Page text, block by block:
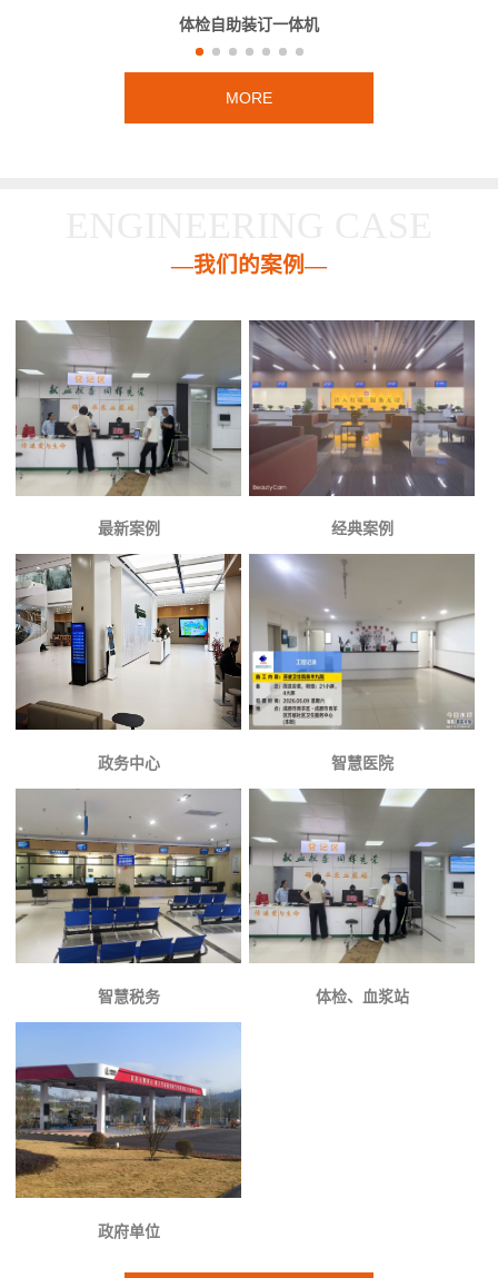
体检自助装订一体机
MORE
—我们的案例—
最新案例 经典案例
政务中心 智慧医院
智慧税务 体检、血浆站
政府单位